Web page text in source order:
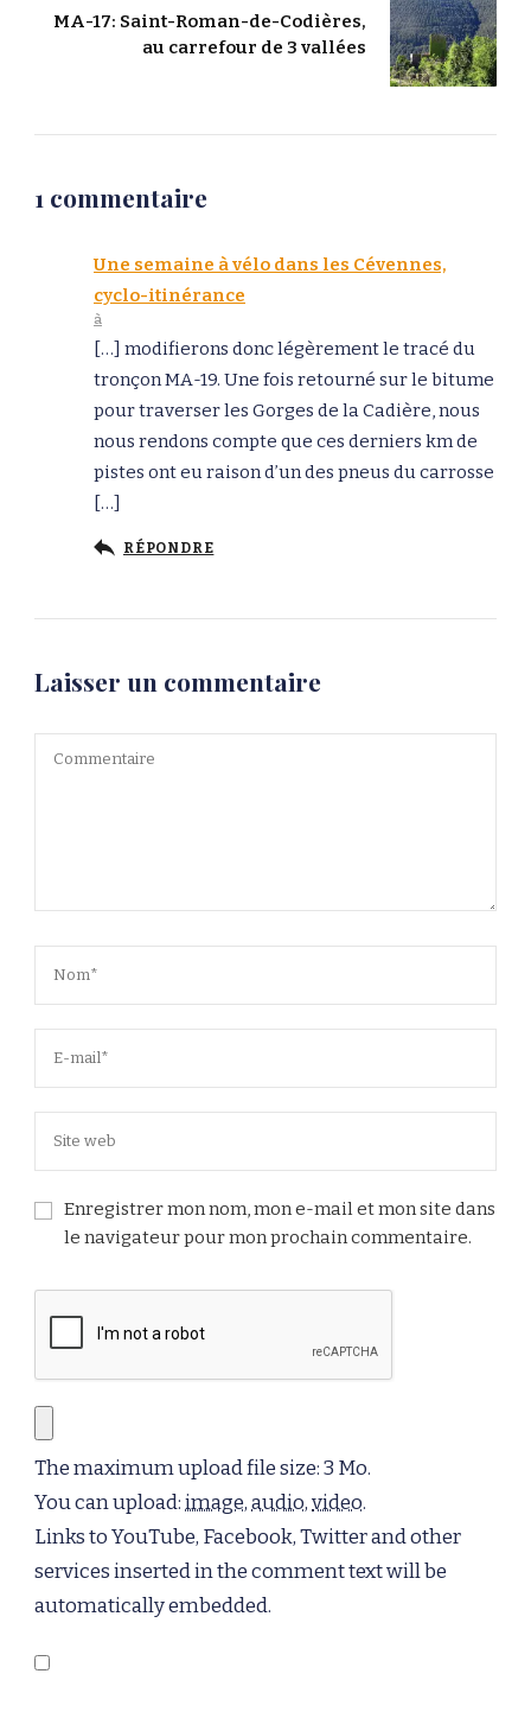
MA-17: Saint-Roman-de-Codières,
au carrefour de 3 vallées
1 commentaire
Une semaine à vélo dans les Cévennes,
cyclo-itinérance
à
[…] modifierons donc légèrement le tracé du
tronçon MA-19. Une fois retourné sur le bitume
pour traverser les Gorges de la Cadière, nous
nous rendons compte que ces derniers km de
pistes ont eu raison d’un des pneus du carrosse
[…]
RÉPONDRE
Laisser un commentaire
Enregistrer mon nom, mon e-mail et mon site dans
le navigateur pour mon prochain commentaire.
The maximum upload file size: 3 Mo.
You can upload:image,audio,video.
Links to YouTube, Facebook, Twitter and other
services inserted in the comment text will be
automatically embedded.